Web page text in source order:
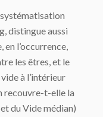
distingue aussi
en l’occurrence,
les êtres, et le
à l’intérieur
recouvre-t-elle la
du Vide médian)